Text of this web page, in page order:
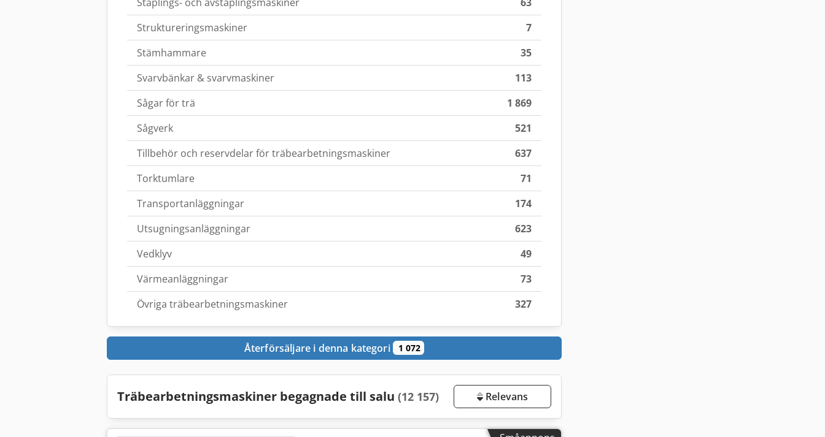
Struktureringsmaskiner
7
Stämhammare
35
Svarvbänkar & svarvmaskiner
113
Sågar för trä
1 869
Sågverk
521
Tillbehör och reservdelar för träbearbetningsmaskiner
637
Torktumlare
71
Transportanläggningar
174
Utsugningsanläggningar
623
Vedklyv
49
Värmeanläggningar
73
Övriga träbearbetningsmaskiner
327
Återförsäljare i denna kategori 1 072
Träbearbetningsmaskiner begagnade till salu (12 157) Relevans